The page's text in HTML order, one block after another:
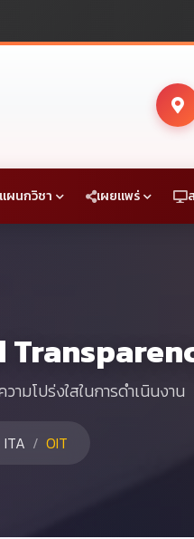
แผนกวิชา เผยแพร่
ามโปร่งใสในการดำเนินงาน
ITA OIT